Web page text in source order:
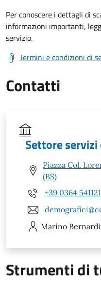
Per conoscere i dettagli di
informazioni importanti,
servizio.
Termini e condizioni di
Contatti
Settore
Piazza Col.
(BS)
+39 0364 541121
Marino Bernardi
Strumenti di